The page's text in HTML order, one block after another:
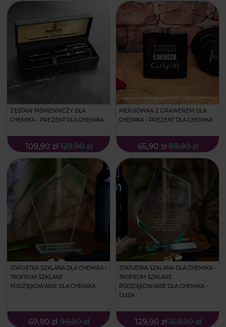
ZESTAW PIŚMIENNICZY DLA
CHEMIKA - PREZENT DLA CHEMIKA
109,90 zł 129,90 zł
PIERSIÓWKA Z GRAWEREM DLA
CHEMIKA - PREZENT DLA CHEMIKA
65,90 zł 89,90 zł
STATUETKA SZKLANA DLA CHEMIKA -
TROFEUM SZKLANE
PODZIĘKOWANIE DLA CHEMIKA
69,90 zł 99,90 zł
STATUETKA SZKLANA DLA CHEMIKA -
TROFEUM SZKLANE
PODZIĘKOWANIE DLA CHEMIKA -
DUŻA
129,90 zł 159,90 zł